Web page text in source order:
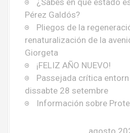
¿Sabes en qué estado
Pérez Galdós?
Pliegos de la
renaturalización de la
Giorgeta
¡FELIZ AÑO NUEVO!
Passejada crítica
dissabte 28 setembre
Información sobre
agosto